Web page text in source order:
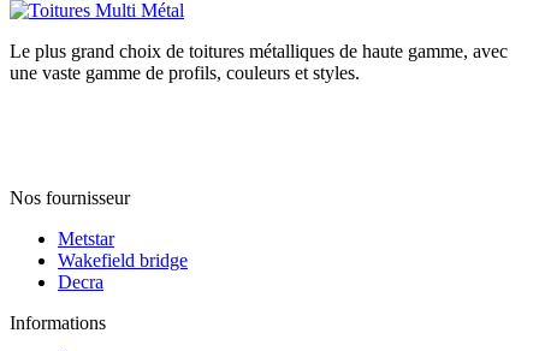
Le plus grand choix de toitures métalliques de haute gamme, avec
une vaste gamme de profils, couleurs et styles.
Nos fournisseur
Metstar
Wakefield bridge
Decra
Informations